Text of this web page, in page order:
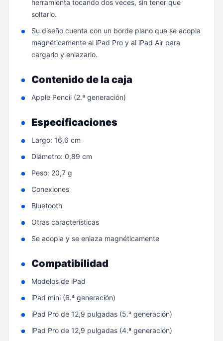
herramienta tocando dos veces, sin tener que
soltarlo.
Su diseño cuenta con un borde plano que se acopla
magnéticamente al iPad Pro y al iPad Air para
cargarlo y enlazarlo.
Contenido de la caja
Apple Pencil (2.ª generación)
Especificaciones
Largo: 16,6 cm
Diámetro: 0,89 cm
Peso: 20,7 g
Conexiones
Bluetooth
Otras características
Se acopla y se enlaza magnéticamente
Compatibilidad
Modelos de iPad
iPad mini (6.ª generación)
iPad Pro de 12,9 pulgadas (5.ª generación)
iPad Pro de 12,9 pulgadas (4.ª generación)